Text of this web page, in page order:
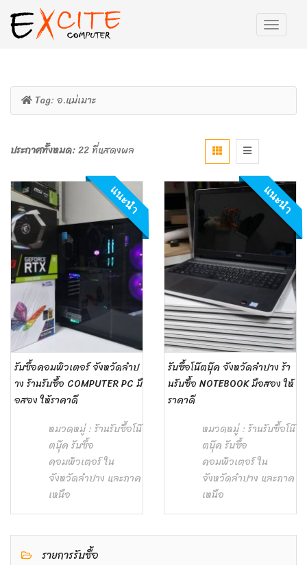
Tag: อ.แม่เมาะ
ประกาศทั้งหมด:22 ที่แสดงผล
แนะนำ
รับซื้อคอมพิวเตอร์ จังหวัดลำป
าง ร้านรับซื้อ COMPUTER PC มื
อสอง ให้ราคาดี
หมวดหมู่ : ร้านรับซื้อโน๊
ตบุ๊ค รับซื้อ
คอมพิวเตอร์ ใน
จังหวัดลำปาง และภาค
เหนือ
แนะนำ
รับซื้อโน๊ตบุ๊ค จังหวัดลำปาง ร้า
นรับซื้อ NOTEBOOK มือสอง ให้
ราคาดี
หมวดหมู่ : ร้านรับซื้อโน๊
ตบุ๊ค รับซื้อ
คอมพิวเตอร์ ใน
จังหวัดลำปาง และภาค
เหนือ
รายการรับซื้อ